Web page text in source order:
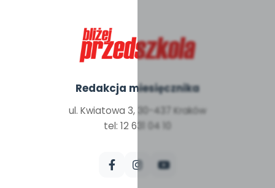
Redakcja miesięcznika
ul. Kwiatowa 3, 30-437 Kraków
tel: 12 631 04 10